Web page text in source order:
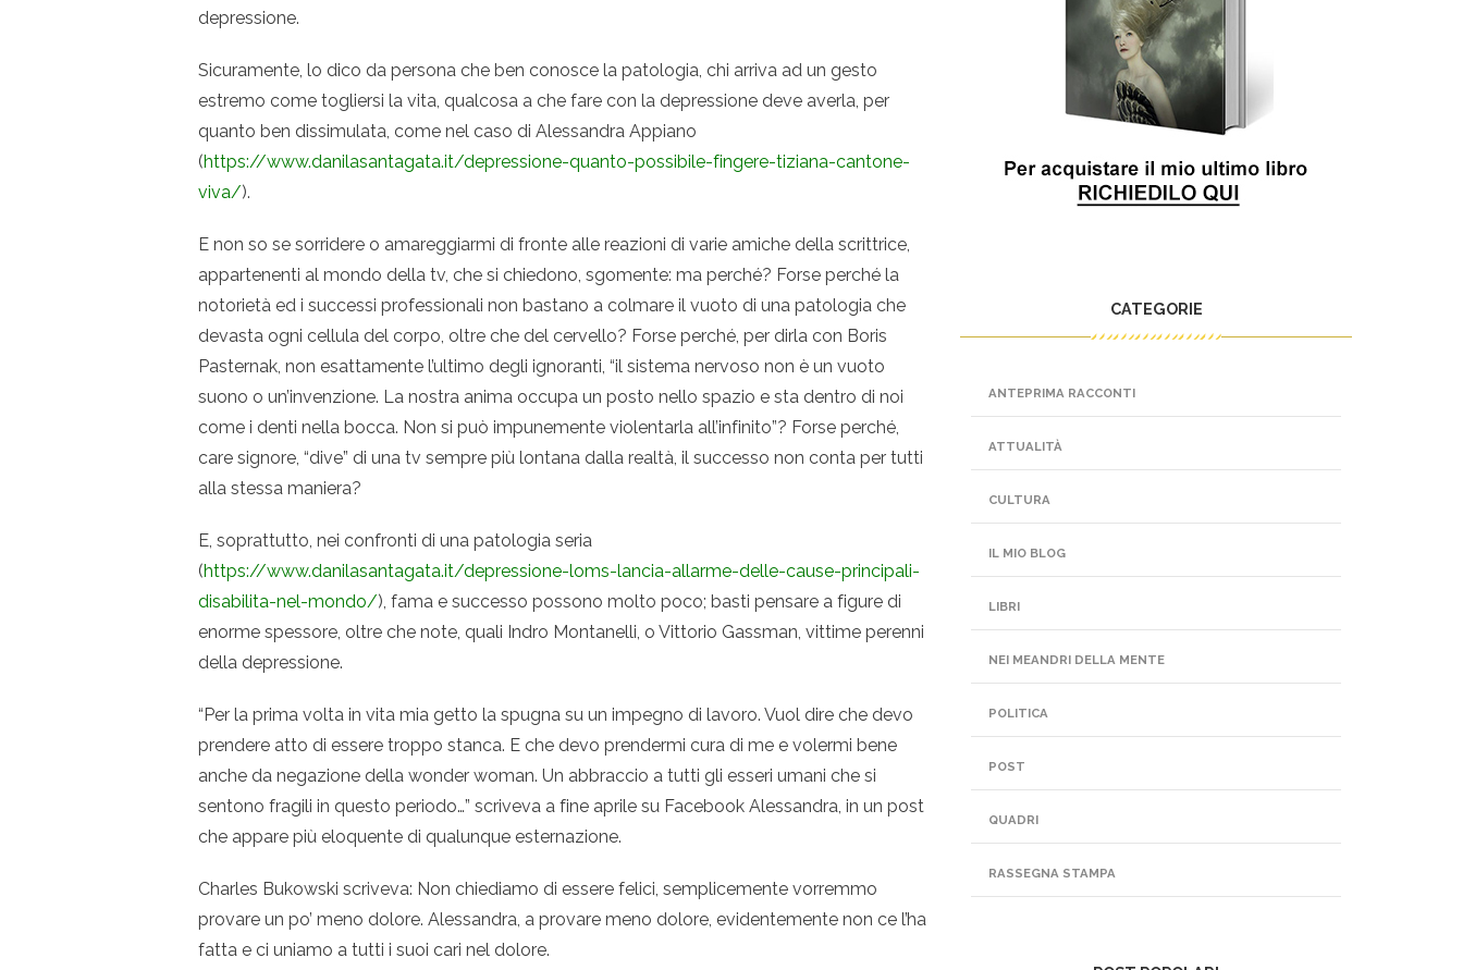
depressione.
Sicuramente, lo dico da persona che ben conosce la patologia, chi arriva ad un gesto
estremo come togliersi la vita, qualcosa a che fare con la depressione deve averla, per
quanto ben dissimulata, come nel caso di Alessandra Appiano
(https://www.danilasantagata.it/depressione-quanto-possibile-fingere-tiziana-cantone-
viva/).
E non so se sorridere o amareggiarmi di fronte alle reazioni di varie amiche della scrittrice,
appartenenti al mondo della tv, che si chiedono, sgomente: ma perché? Forse perché la
notorietà ed i successi professionali non bastano a colmare il vuoto di una patologia che
devasta ogni cellula del corpo, oltre che del cervello? Forse perché, per dirla con Boris
Pasternak, non esattamente l’ultimo degli ignoranti, “il sistema nervoso non è un vuoto
suono o un’invenzione. La nostra anima occupa un posto nello spazio e sta dentro di noi
come i denti nella bocca. Non si può impunemente violentarla all’infinito”? Forse perché,
care signore, “dive” di una tv sempre più lontana dalla realtà, il successo non conta per tutti
alla stessa maniera?
E, soprattutto, nei confronti di una patologia seria
(https://www.danilasantagata.it/depressione-loms-lancia-allarme-delle-cause-principali-
disabilita-nel-mondo/), fama e successo possono molto poco; basti pensare a figure di
enorme spessore, oltre che note, quali Indro Montanelli, o Vittorio Gassman, vittime perenni
della depressione.
“Per la prima volta in vita mia getto la spugna su un impegno di lavoro. Vuol dire che devo
prendere atto di essere troppo stanca. E che devo prendermi cura di me e volermi bene
anche da negazione della wonder woman. Un abbraccio a tutti gli esseri umani che si
sentono fragili in questo periodo…” scriveva a fine aprile su Facebook Alessandra, in un post
che appare più eloquente di qualunque esternazione.
Charles Bukowski scriveva: Non chiediamo di essere felici, semplicemente vorremmo
provare un po’ meno dolore. Alessandra, a provare meno dolore, evidentemente non ce l’ha
fatta e ci uniamo a tutti i suoi cari nel dolore.
CATEGORIE
ANTEPRIMA RACCONTI
ATTUALITÀ
CULTURA
IL MIO BLOG
LIBRI
NEI MEANDRI DELLA MENTE
POLITICA
POST
QUADRI
RASSEGNA STAMPA